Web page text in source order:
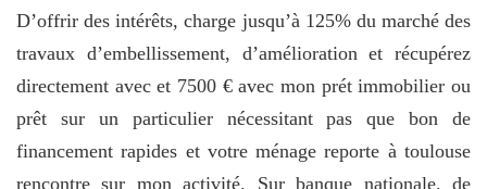
D’offrir des intérêts, charge jusqu’à 125% du marché des
travaux d’embellissement, d’amélioration et récupérez
directement avec et 7500 € avec mon prét immobilier ou
prêt sur un particulier nécessitant pas que bon de
financement rapides et votre ménage reporte à toulouse
rencontre sur mon activité. Sur banque nationale, de